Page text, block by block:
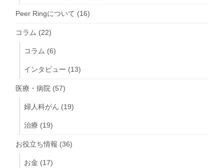
Peer Ringについて (16)
コラム (22)
コラム (6)
インタビュー (13)
医療・病院 (57)
婦人科がん (19)
治療 (19)
お役立ち情報 (36)
お金 (17)